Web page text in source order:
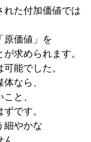
れた付加価値では
原価値」を
求められます。
能でした。
なら、
と、
です。
細やかな
。